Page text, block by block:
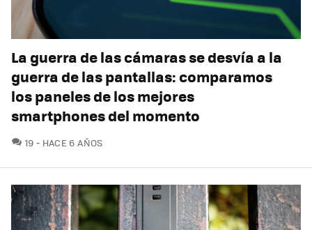
La guerra de las cámaras se desvía a la
guerra de las pantallas: comparamos
los paneles de los mejores
smartphones del momento
19 COMENTARIOS
HACE 6 AÑOS